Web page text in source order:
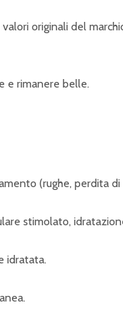
originali del
e rimanere belle.
(rughe, perdita di
stimolato,
idratata.